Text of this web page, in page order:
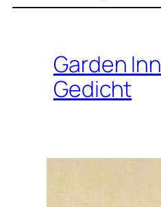
Garden
Gedicht